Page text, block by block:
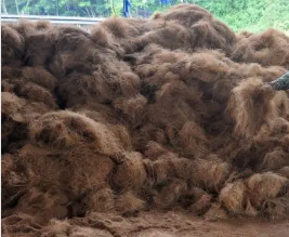
a
n
e
m
a
i
l